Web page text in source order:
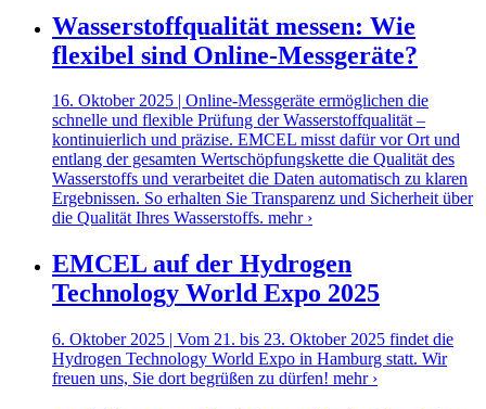
Wasserstoffqualität messen: Wie
flexibel sind Online-Messgeräte?
16. Oktober 2025 | Online-Messgeräte ermöglichen die
schnelle und flexible Prüfung der Wasserstoffqualität –
kontinuierlich und präzise. EMCEL misst dafür vor Ort und
entlang der gesamten Wertschöpfungskette die Qualität des
Wasserstoffs und verarbeitet die Daten automatisch zu klaren
Ergebnissen. So erhalten Sie Transparenz und Sicherheit über
die Qualität Ihres Wasserstoffs. mehr ›
EMCEL auf der Hydrogen
Technology World Expo 2025
6. Oktober 2025 | Vom 21. bis 23. Oktober 2025 findet die
Hydrogen Technology World Expo in Hamburg statt. Wir
freuen uns, Sie dort begrüßen zu dürfen! mehr ›